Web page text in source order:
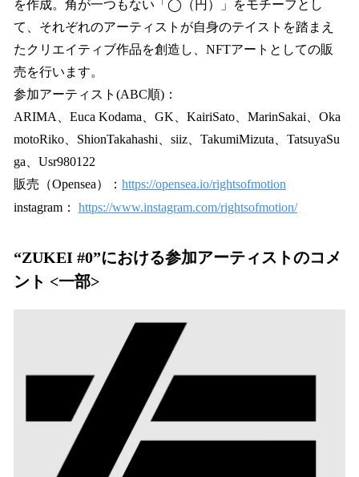
を作成。角が一つもない「◯（円）」をモチーフとし
て、それぞれのアーティストが自身のテイストを踏まえ
たクリエイティブ作品を創造し、NFTアートとしての販
売を行います。
参加アーティスト(ABC順)：
ARIMA、Euca Kodama、GK、KairiSato、MarinSakai、Oka
motoRiko、ShionTakahashi、siiz、TakumiMizuta、TatsuyaSu
ga、Usr980122
販売（Opensea）： https://opensea.io/rightsofmotion
instagram： https://www.instagram.com/rightsofmotion/
“ZUKEI #0”における参加アーティストのコメ
ント <一部>